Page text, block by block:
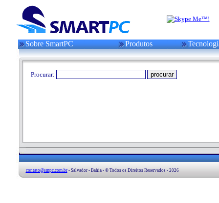
Sobre SmartPC Produtos
Procurar:
contato@smpc.com.br- Salvador - Bahia - © Todos os Direitos Reservados - 2026